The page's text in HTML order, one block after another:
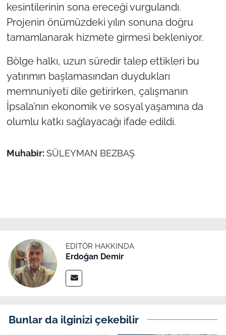
kesintilerinin sona ereceği vurgulandı.
Projenin önümüzdeki yılın sonuna doğru
tamamlanarak hizmete girmesi bekleniyor.
Bölge halkı, uzun süredir talep ettikleri bu
yatırımın başlamasından duydukları
memnuniyeti dile getirirken, çalışmanın
İpsala’nın ekonomik ve sosyal yaşamına da
olumlu katkı sağlayacağı ifade edildi.
Muhabir: SÜLEYMAN BEZBAŞ
EDITÖR HAKKINDA
Erdoğan Demir
Bunlar da ilginizi çekebilir
Politika
Flaş Haber
Dış Haberler
Magazin
İş Dünyası
Genel-A
Gündem-Eğitim